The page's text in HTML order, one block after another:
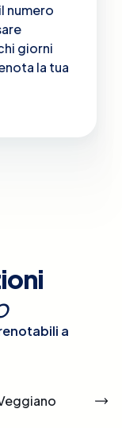
numero
giorni
la tua
a